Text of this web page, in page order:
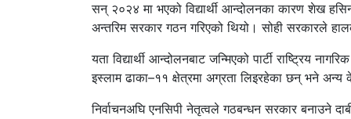
सन् २०२४ मा भएको विद्यार्थी आन्दोलनका कारण शेख
अन्तरिम सरकार गठन गरिएको थियो। सोही सरकारले
यता विद्यार्थी आन्दोलनबाट जन्मिएको पार्टी राष्ट्रिय
इस्लाम ढाका–११ क्षेत्रमा अग्रता लिइरहेका छन् भने अन्य
निर्वाचनअघि एनसिपी नेतृत्वले गठबन्धन सरकार बनाउने